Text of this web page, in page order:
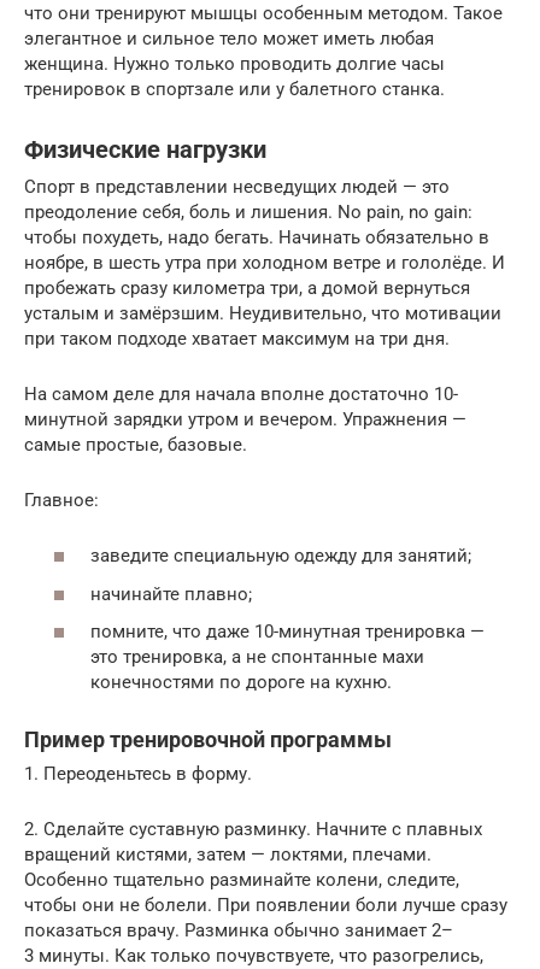
что они тренируют мышцы особенным методом. Такое
элегантное и сильное тело может иметь любая
женщина. Нужно только проводить долгие часы
тренировок в спортзале или у балетного станка.
Физические нагрузки
Спорт в представлении несведущих людей — это
преодоление себя, боль и лишения. No pain, no gain:
чтобы похудеть, надо бегать. Начинать обязательно в
ноябре, в шесть утра при холодном ветре и гололёде. И
пробежать сразу километра три, а домой вернуться
усталым и замёрзшим. Неудивительно, что мотивации
при таком подходе хватает максимум на три дня.
На самом деле для начала вполне достаточно 10-
минутной зарядки утром и вечером. Упражнения —
самые простые, базовые.
Главное:
заведите специальную одежду для занятий;
начинайте плавно;
помните, что даже 10-минутная тренировка —
это тренировка, а не спонтанные махи
конечностями по дороге на кухню.
Пример тренировочной программы
1. Переоденьтесь в форму.
2. Сделайте суставную разминку. Начните с плавных
вращений кистями, затем — локтями, плечами.
Особенно тщательно разминайте колени, следите,
чтобы они не болели. При появлении боли лучше сразу
показаться врачу. Разминка обычно занимает 2–
3 минуты. Как только почувствуете, что разогрелись,